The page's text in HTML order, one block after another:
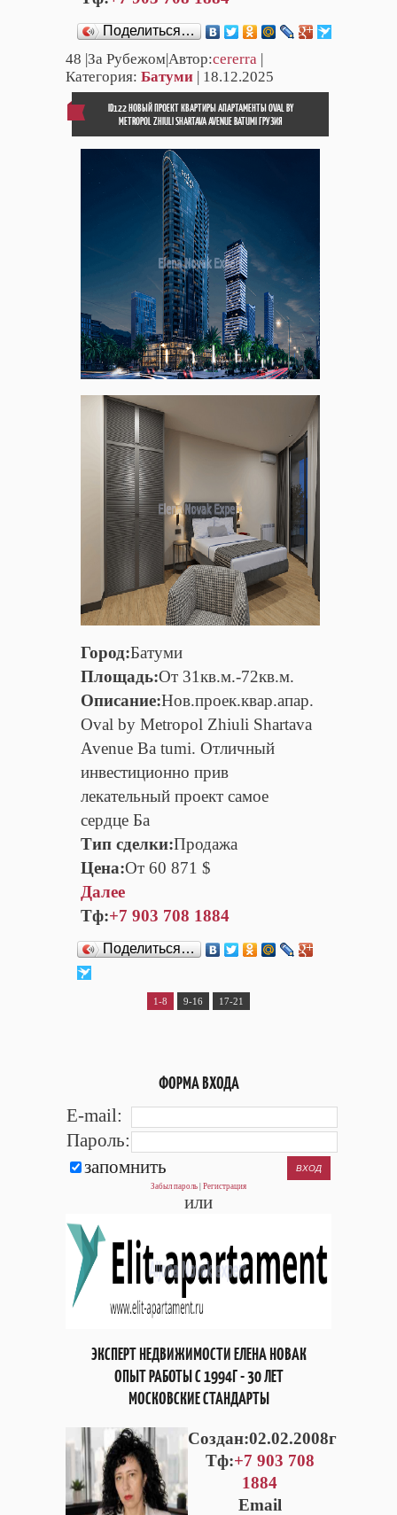
Поделиться…
48 |За Рубежом|Автор:cererra |
Категория: Батуми | 18.12.2025
ID122 НОВЫЙ ПРОЕКТ КВАРТИРЫ АПАРТАМЕНТЫ OVAL BY
METROPOL ZHIULI SHARTAVA AVENUE BATUMI ГРУЗИЯ
Город:Батуми
Площадь:От 31кв.м.-72кв.м.
Описание:Нов.проек.квар.апар.
Oval by Metropol Zhiuli Shartava
Avenue Ba tumi. Отличный
инвестиционно прив
лекательный проект самое
сердце Ба
Тип сделки:Продажа
Цена:От 60 871 $
Далее
Тф:+7 903 708 1884
Поделиться…
1-8 9-16 17-21
ФОРМА ВХОДА
E-mail:
Пароль:
запомнить
Забыл пароль Регистрация
или
ЭКСПЕРТ НЕДВИЖИМОСТИ ЕЛЕНА НОВАК
ОПЫТ РАБОТЫ С 1994Г - 30 ЛЕТ
МОСКОВСКИЕ СТАНДАРТЫ
Cоздан:02.02.2008г
Тф:+7 903 708
1884
Email